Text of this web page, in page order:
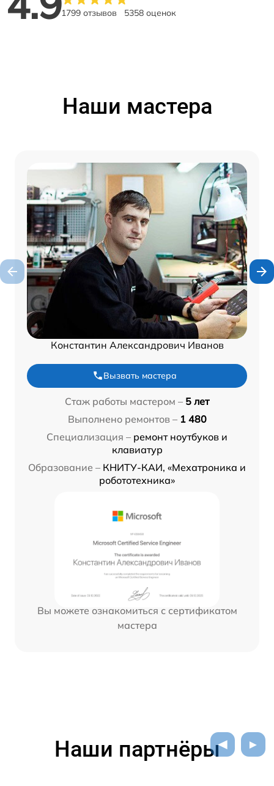
1799 отзывов 5358 оценок
Наши мастера
Константин Александрович Иванов
Вызвать мастера
Стаж работы мастером – 5 лет
Выполнено ремонтов – 1 480
Специализация – ремонт ноутбуков и
клавиатур
Образование – КНИТУ-КАИ, «Мехатроника и
робототехника»
Вы можете ознакомиться с сертификатом
мастера
Наши партнёры